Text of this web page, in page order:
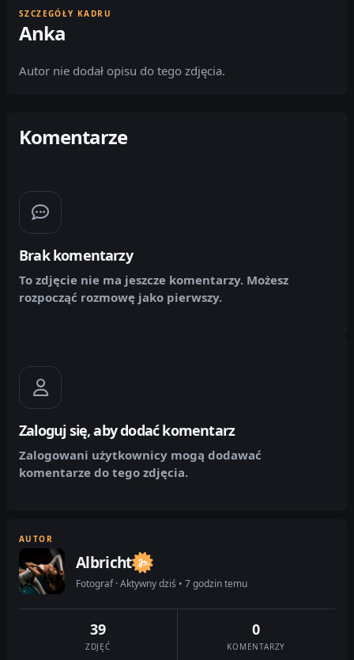
SZCZEGÓŁY KADRU
Anka
Autor nie dodał opisu do tego zdjęcia.
Komentarze
Brak komentarzy
To zdjęcie nie ma jeszcze komentarzy. Możesz
rozpocząć rozmowę jako pierwszy.
Zaloguj się, aby dodać komentarz
Zalogowani użytkownicy mogą dodawać
komentarze do tego zdjęcia.
AUTOR
Albricht
Fotograf · Aktywny dziś • 7 godzin temu
39
ZDJĘĆ
0
KOMENTARZY